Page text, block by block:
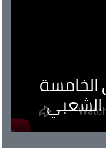
الخامسة
الشعبي